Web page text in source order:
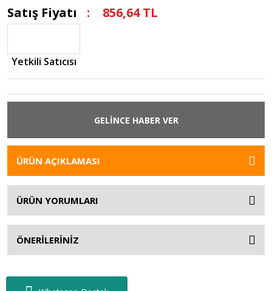
Satış Fiyatı 856,64 TL
Yetkili Satıcısı
GELİNCE HABER VER
ÜRÜN AÇIKLAMASI
ÜRÜN YORUMLARI
ÖNERİLERİNİZ